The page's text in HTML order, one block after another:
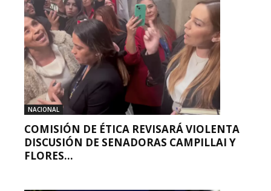
NACIONAL
COMISIÓN DE ÉTICA REVISARÁ VIOLENTA
DISCUSIÓN DE SENADORAS CAMPILLAI Y
FLORES...